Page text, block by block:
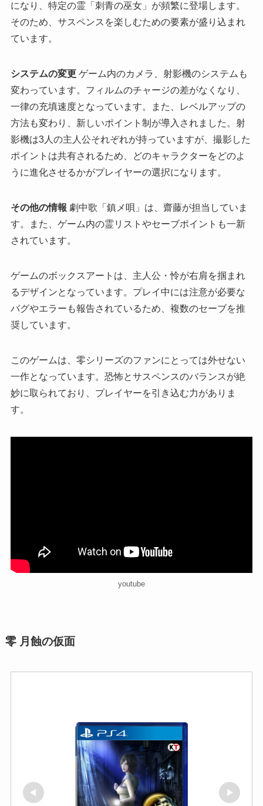
になり、特定の霊「刺青の巫女」が頻繁に登場します。
そのため、サスペンスを楽しむための要素が盛り込まれ
ています。
システムの変更ゲーム内のカメラ、射影機のシステムも
変わっています。フィルムのチャージの差がなくなり、
一律の充填速度となっています。また、レベルアップの
方法も変わり、新しいポイント制が導入されました。射
影機は3人の主人公それぞれが持っていますが、撮影した
ポイントは共有されるため、どのキャラクターをどのよ
うに進化させるかがプレイヤーの選択になります。
その他の情報 劇中歌「鎮メ唄」は、齋藤が担当していま
す。また、ゲーム内の霊リストやセーブポイントも一新
されています。
ゲームのボックスアートは、主人公・怜が右肩を掴まれ
るデザインとなっています。プレイ中には注意が必要な
バグやエラーも報告されているため、複数のセーブを推
奨しています。
このゲームは、零シリーズのファンにとっては外せない
一作となっています。恐怖とサスペンスのバランスが絶
妙に取られており、プレイヤーを引き込む力がありま
す。
youtube
零 月蝕の仮面